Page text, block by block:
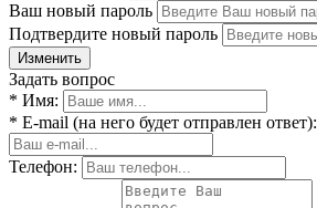
Ваш новый пароль
Подтвердите новый пароль
Изменить
Задать вопрос
* Имя:
* E-mail (на него будет отправлен ответ):
Телефон: